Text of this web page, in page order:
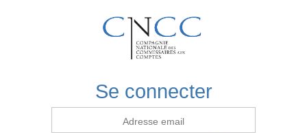
Se connecter
Adresse email